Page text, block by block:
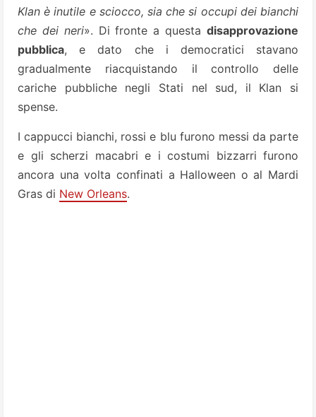
Klan è inutile e sciocco, sia che si occupi dei bianchi
che dei neri». Di fronte a questadisapprovazione
pubblica, e dato che i democratici stavano
gradualmente riacquistando il controllo delle
cariche pubbliche negli Stati nel sud, il Klan si
spense.
I cappucci bianchi, rossi e blu furono messi da parte
e gli scherzi macabri e i costumi bizzarri furono
ancora una volta confinati a Halloween o al Mardi
Gras di New Orleans.